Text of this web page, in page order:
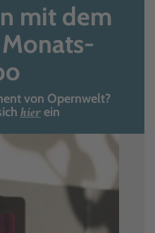
mit dem
von Opernwelt?
hierein